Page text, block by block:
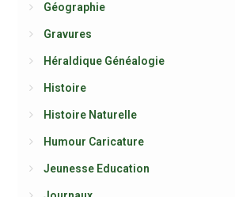
Géographie
Gravures
Héraldique Généalogie
Histoire
Histoire Naturelle
Humour Caricature
Jeunesse Education